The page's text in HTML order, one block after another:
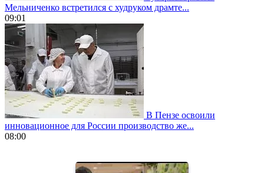
Мельниченко встретился с худруком драмте...
09:01
В Пензе освоили
инновационное для России производство же...
08:00